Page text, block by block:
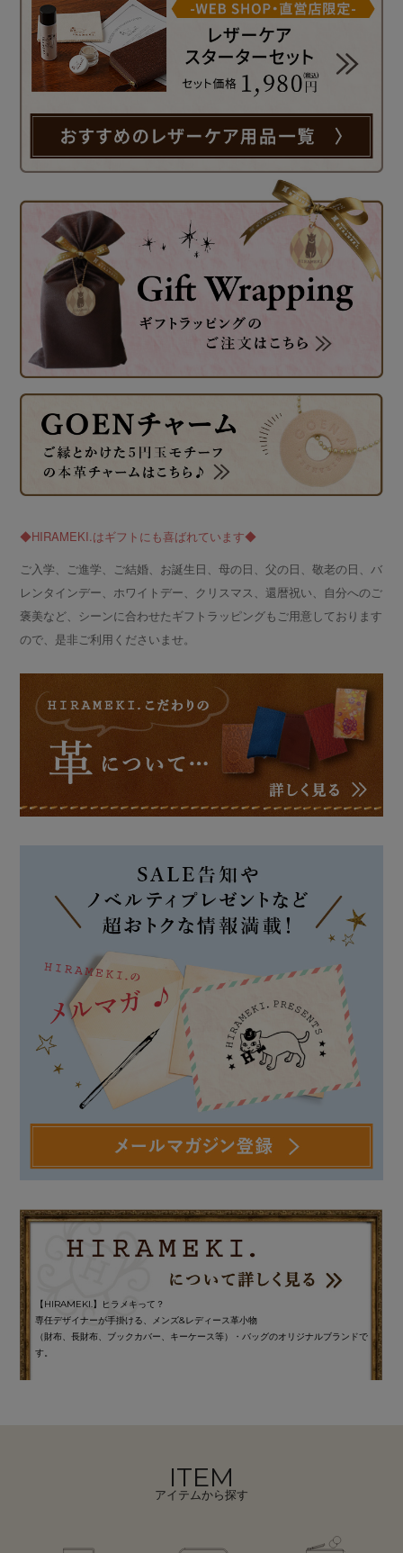
◆HIRAMEKI.はギフトにも喜ばれています◆
ご入学、ご進学、ご結婚、お誕生日、母の日、父の日、敬老の日、バ
レンタインデー、ホワイトデー、クリスマス、還暦祝い、自分へのご
褒美など、シーンに合わせたギフトラッピングもご用意しております
ので、是非ご利用くださいませ。
【HIRAMEKI.】ヒラメキって？
専任デザイナーが手掛ける、メンズ&レディース革小物
（財布、長財布、ブックカバー、キーケース等）・バッグのオリジナルブランドで
す。
ITEM
アイテムから探す